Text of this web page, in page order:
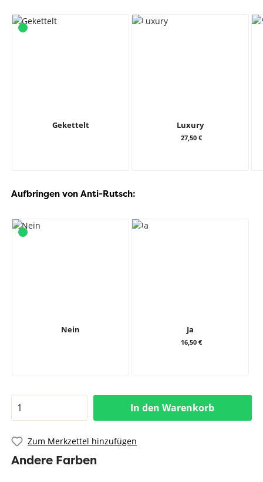
Gekettelt Luxury
27,50 €
Aufbringen von Anti-Rutsch:
Nein Ja
16,50 €
In den Warenkorb
Zum Merkzettel hinzufügen
Andere Farben